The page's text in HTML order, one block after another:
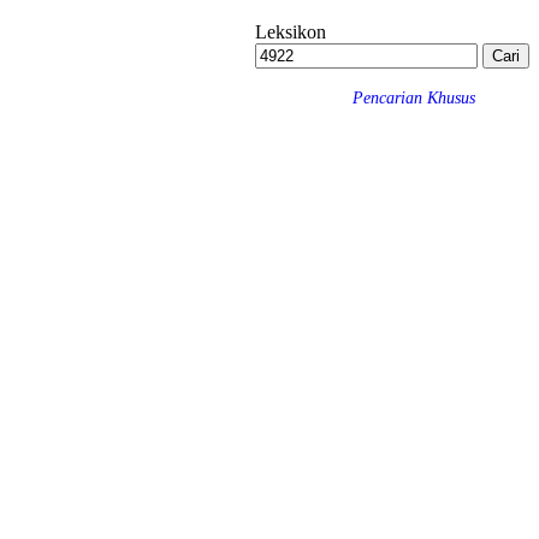
Leksikon
Pencarian Khusus